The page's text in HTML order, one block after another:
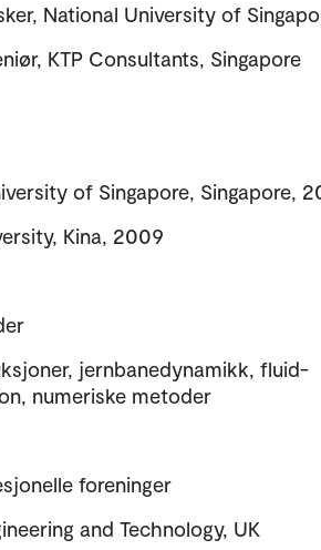
National University of
KTP Consultants, Singapore
of Singapore, Singapore,
Kina, 2009
jernbanedynamikk, fluid-
numeriske metoder
foreninger
and Technology, UK